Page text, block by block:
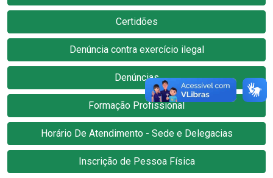
Certidões
Denúncia contra exercício ilegal
Denúncias
Formação Profissional
Horário De Atendimento - Sede e Delegacias
Inscrição de Pessoa Física